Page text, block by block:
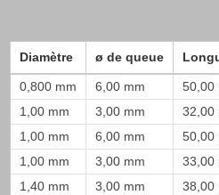
Diamètre ø de queue
0,800 mm 6,00 mm 50,00
1,00 mm
3,00 mm 32,00
1,00 mm
6,00 mm 50,00
1,00 mm
3,00 mm 33,00
1,40 mm
3,00 mm 38,00